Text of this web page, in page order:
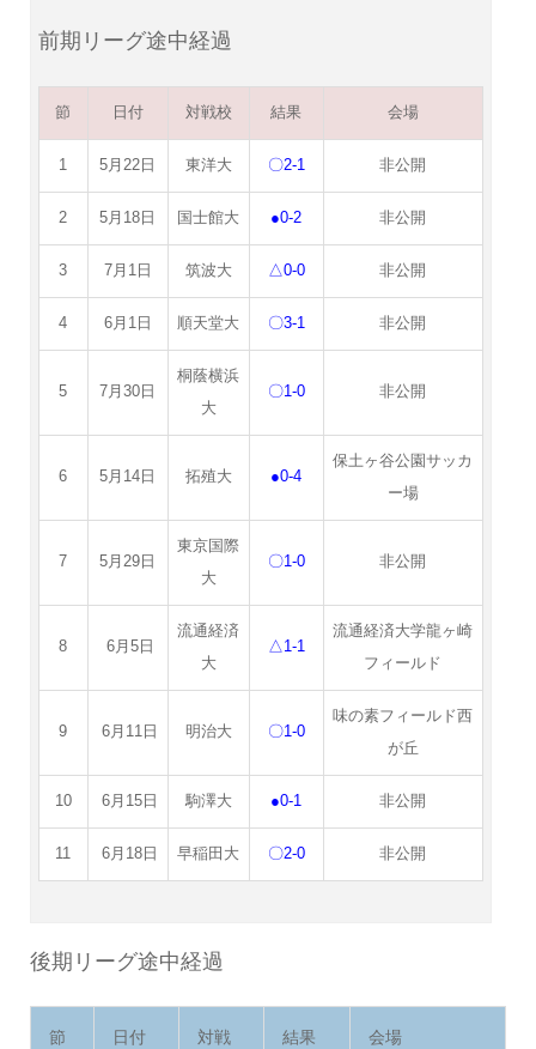
前期リーグ途中経過
節 日付 対戦校 結果 会場
1 5月22日 東洋大 〇2-1 非公開
2 5月18日 国士館大 ●0-2 非公開
3 7月1日 筑波大 △0-0 非公開
4 6月1日 順天堂大 〇3-1 非公開
5 7月30日
桐蔭横浜
大
〇1-0 非公開
6 5月14日 拓殖大 ●0-4
保土ヶ谷公園サッカ
ー場
7 5月29日
東京国際
大
〇1-0 非公開
8 6月5日
流通経済
大
△1-1
流通経済大学龍ヶ崎
フィールド
9 6月11日 明治大 〇1-0
味の素フィールド西
が丘
10 6月15日 駒澤大 ●0-1 非公開
11 6月18日 早稲田大 〇2-0 非公開
後期リーグ途中経過
節 日付
対戦
結果 会場